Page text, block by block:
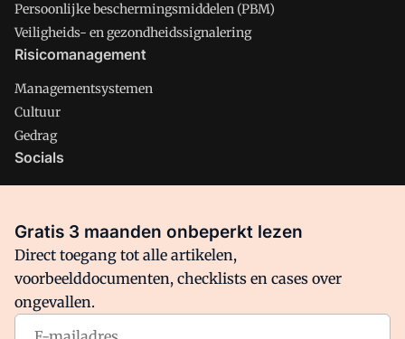
Persoonlijke beschermingsmiddelen (PBM)
Veiligheids- en gezondheidssignalering
Risicomanagement
Managementsystemen
Cultuur
Gedrag
Socials
Facebook
Arbo is onderdeel van VMN media. Lees inons manifestwaar
Gratis 3 maanden onbeperkt lezen
Direct toegang tot alle artikelen,
voorbeelddocumenten, checklists en cases over
ongevallen.